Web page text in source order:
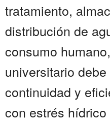
tratamiento,
distribución de
consumo
universitario
continuidad y
con estrés